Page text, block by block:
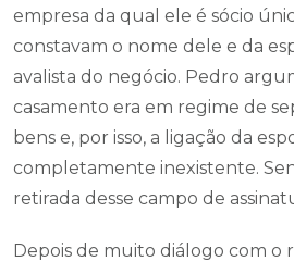
empresa da qual ele é sócio
constavam o nome dele e da
avalista do negócio. Pedro
casamento era em regime de
bens e, por isso, a ligação da
completamente inexistente.
retirada desse campo de
Depois de muito diálogo com o